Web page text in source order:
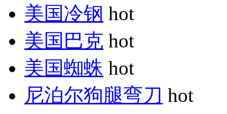
美国冷钢 hot
美国巴克 hot
美国蜘蛛 hot
尼泊尔狗腿弯刀 hot